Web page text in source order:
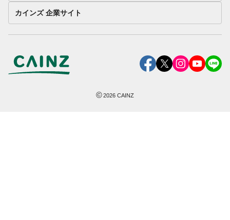
カインズ 企業サイト
©2026 CAINZ